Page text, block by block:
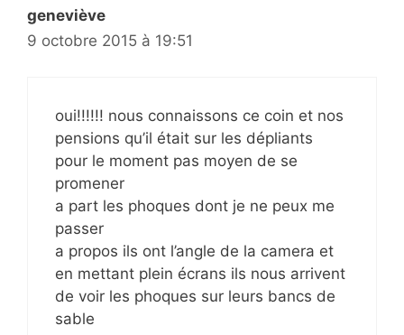
geneviève
9 octobre 2015 à 19:51
oui!!!!!! nous connaissons ce coin et nos
pensions qu’il était sur les dépliants
pour le moment pas moyen de se
promener
a part les phoques dont je ne peux me
passer
a propos ils ont l’angle de la camera et
en mettant plein écrans ils nous arrivent
de voir les phoques sur leurs bancs de
sable